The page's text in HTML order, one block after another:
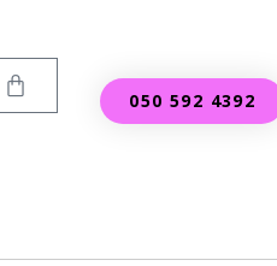
050 592 4392